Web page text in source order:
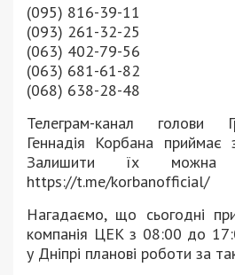
(095) 816-39-11
(093) 261-32-25
(063) 402-79-56
(063) 681-61-82
(068) 638-28-48
Телеграм-канал голови
Геннадія Корбана приймає
Залишити їх можна
https://t.me/korbanofficial/
Нагадаємо, що сьогодні
компанія ЦЕК з 08:00 до
у Дніпрі планові роботи за